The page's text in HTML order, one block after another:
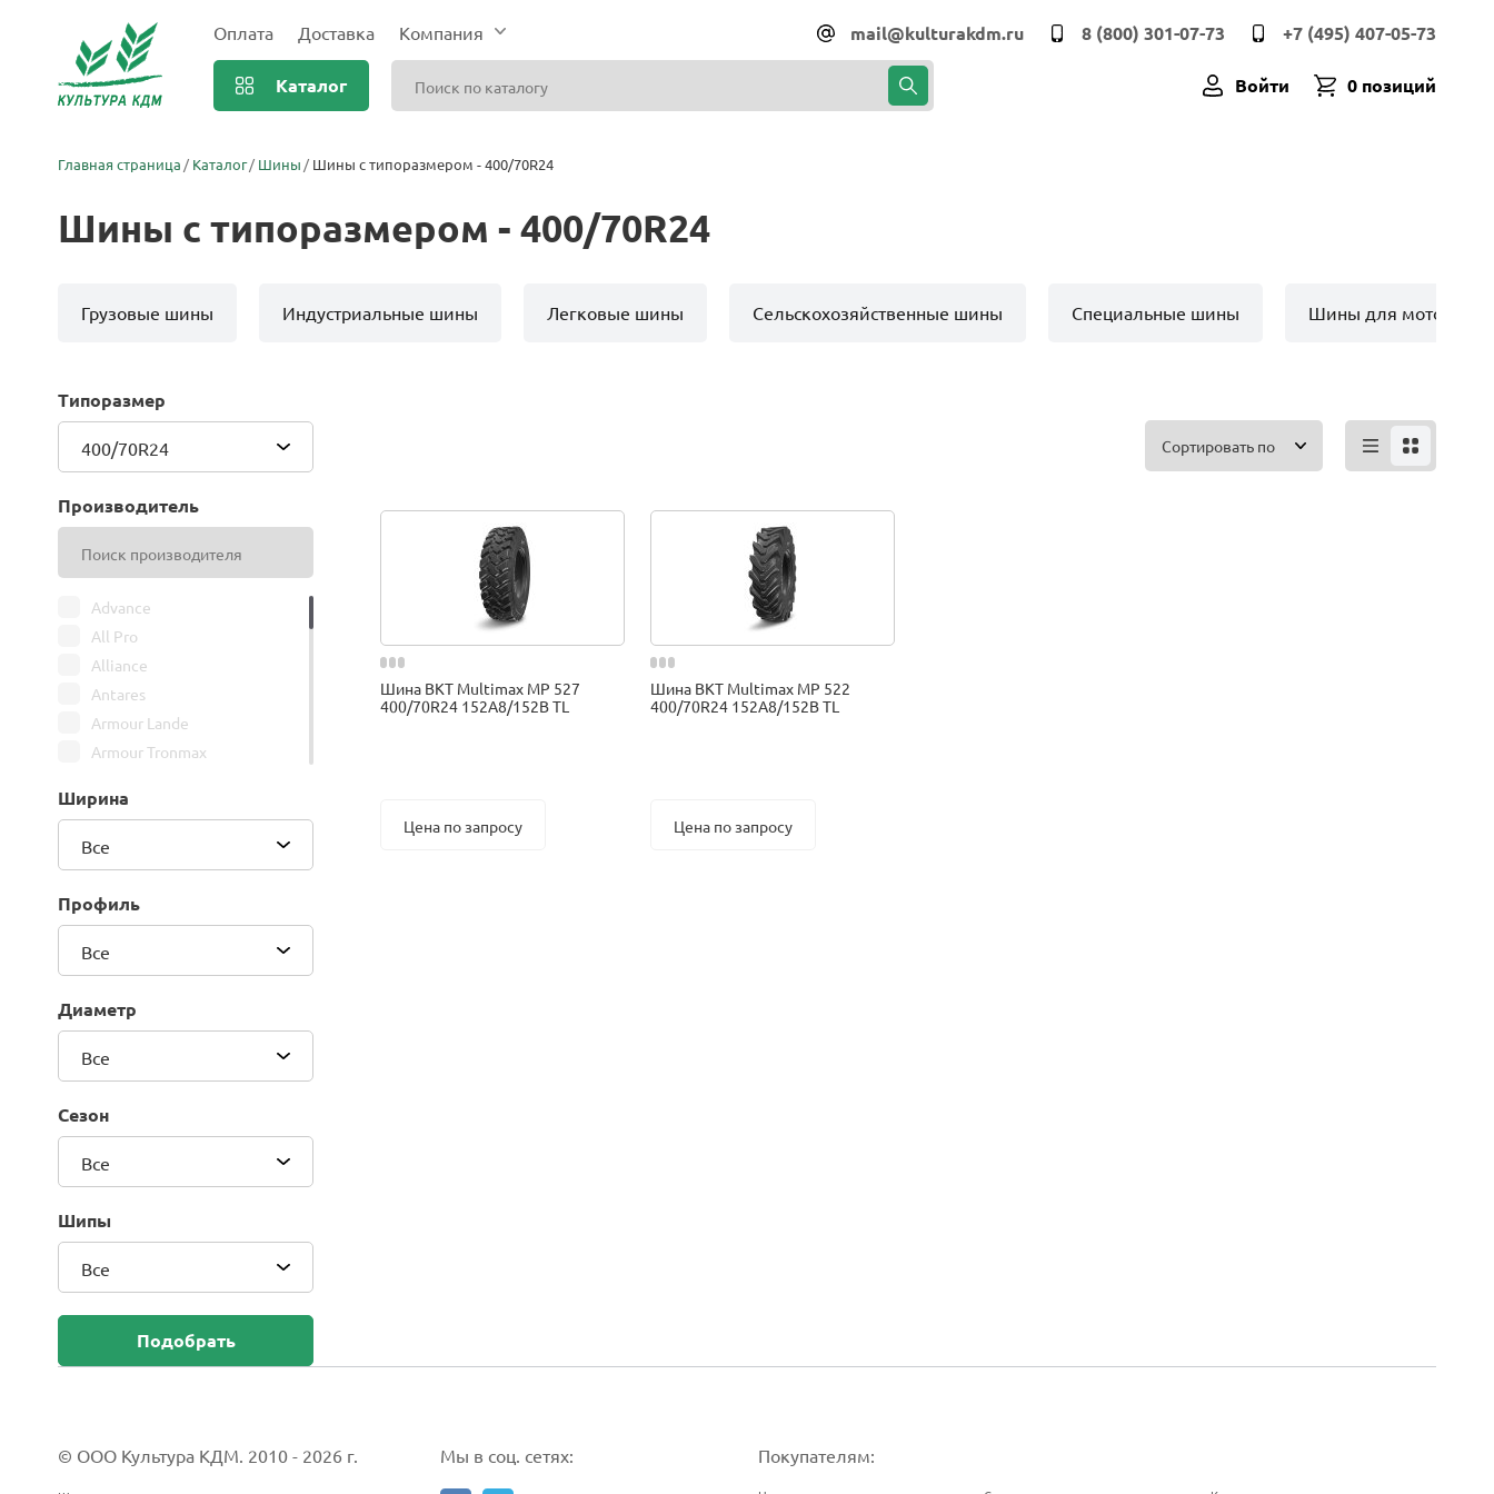
Оплата Доставка Компания +7 (495) 407-05-73
8 (800) 301-07-73
mail@kulturakdm.ru
Каталог 0 позиций
Войти
Главная страница Каталог Шины Шины с типоразмером - 400/70R24
Шины с типоразмером - 400/70R24
Грузовые шины Индустриальные шины Легковые шины Сельскохозяйственные шины Специальные шины Шины для мото
Типоразмер
400/70R24
Производитель
Advance
All Pro
Alliance
Antares
Armour Lande
Armour Tronmax
ATIRE
Bars
Belshina
BFGoodrich
BK Trailer
BKT
Camso (Solideal)
CEAT
Composit
Continental
Cordiant
CrossWind
Ширина
Все
Профиль
Все
Диаметр
Все
Сезон
Все
Шипы
Все
Подобрать
Сортировать по
Шина BKT Multimax MP 527
400/70R24 152A8/152B TL
Цена по запросу
Шина BKT Multimax MP 522
400/70R24 152A8/152B TL
Цена по запросу
© ООО Культура КДМ. 2010 - 2026 г. Мы в соц. сетях: Покупателям: